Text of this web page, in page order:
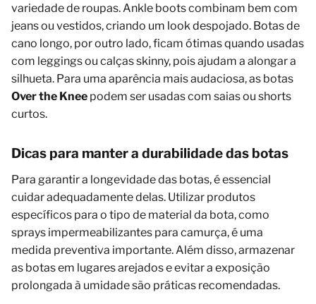
variedade de roupas. Ankle boots combinam bem com
jeans ou vestidos, criando um look despojado. Botas de
cano longo, por outro lado, ficam ótimas quando usadas
com leggings ou calças skinny, pois ajudam a alongar a
silhueta. Para uma aparência mais audaciosa, as botas
Over the Knee podem ser usadas com saias ou shorts
curtos.
Dicas para manter a durabilidade das botas
Para garantir a longevidade das botas, é essencial
cuidar adequadamente delas. Utilizar produtos
específicos para o tipo de material da bota, como
sprays impermeabilizantes para camurça, é uma
medida preventiva importante. Além disso, armazenar
as botas em lugares arejados e evitar a exposição
prolongada à umidade são práticas recomendadas.